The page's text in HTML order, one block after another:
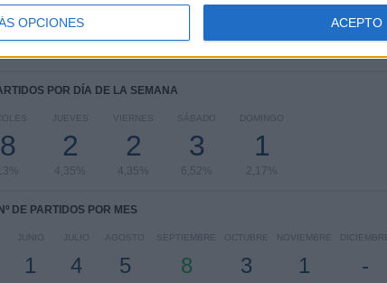
OPCIONES ACEPTO
POR DÍA DE LA SEMANA
JUEVES
2
4,35%
VIERNES
2
4,35%
SÁBADO
3
6,52%
DOMINGO
1
2,17%
Nº DE PARTIDOS POR MES
JUNIO
1
JULIO
4
AGOSTO
5
SEPTIEMBRE
8
OCTUBRE
3
NOVIEMBRE
1
DICIEMBRE
-